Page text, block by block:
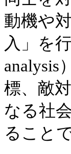
動機や
入」を
analysis
標、敵
なる社
ること